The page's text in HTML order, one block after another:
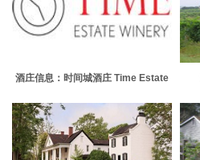
酒庄信息：时间城酒庄 Time Estate